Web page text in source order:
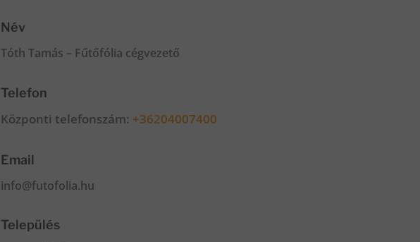
Név
Tóth Tamás – Fűtőfólia cégvezető
Telefon
Központi telefonszám: +36204007400
Email
info@futofolia.hu
Település